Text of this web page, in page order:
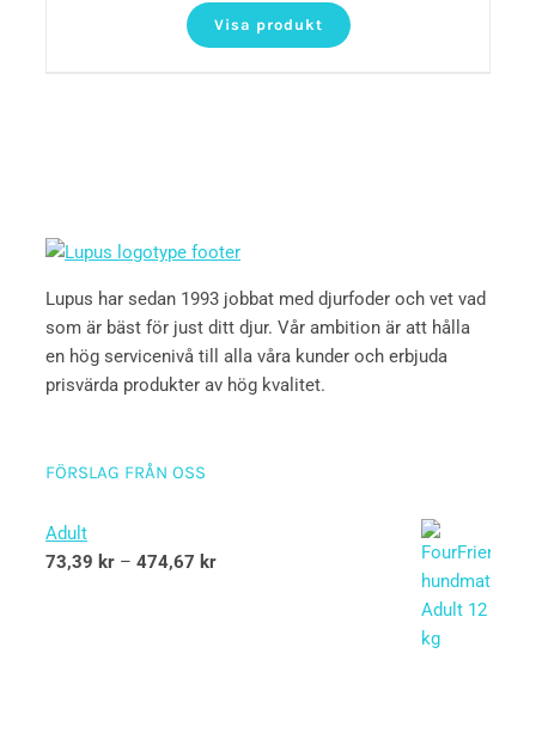
Visa produkt
Lupus har sedan 1993 jobbat med djurfoder och vet vad
som är bäst för just ditt djur. Vår ambition är att hålla
en hög servicenivå till alla våra kunder och erbjuda
prisvärda produkter av hög kvalitet.
FÖRSLAG FRÅN OSS
Adult
73,39 kr – 474,67 kr